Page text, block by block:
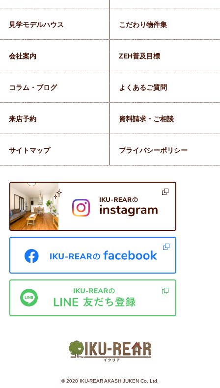
©︎ 2020 IKU-REAR AKASHIJUKEN Co.,Ltd.
見学モデルハウス こだわり物件集
会社案内 ZEH普及目標
コラム・ブログ よくあるご質問
来店予約 資料請求・ご相談
サイトマップ プライバシーポリシー